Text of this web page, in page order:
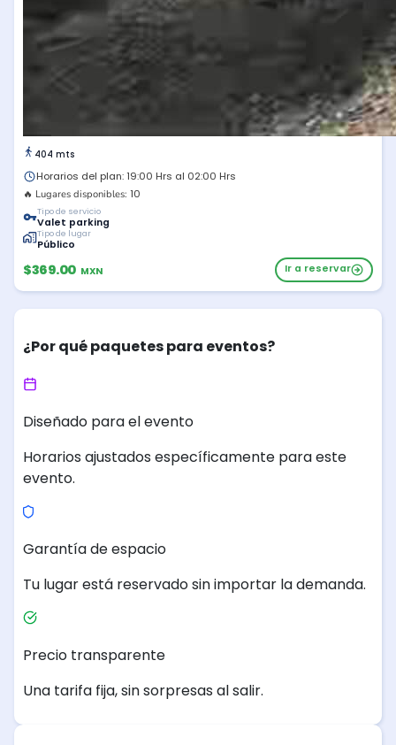
404 mts
Horarios del plan: 19:00 Hrs al 02:00 Hrs
🔥 Lugares disponibles: 10
Tipo de servicio
Valet parking
Tipo de lugar
Público
$369.00 MXN Ir a reservar
¿Por qué paquetes para eventos?
Diseñado para el evento
Horarios ajustados específicamente para este
evento.
Garantía de espacio
Tu lugar está reservado sin importar la demanda.
Precio transparente
Una tarifa fija, sin sorpresas al salir.